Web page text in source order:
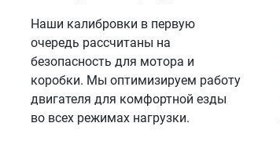
Наши калибровки в первую
очередь рассчитаны на
безопасность для мотора и
коробки. Мы оптимизируем работу
двигателя для комфортной езды
во всех режимах нагрузки.